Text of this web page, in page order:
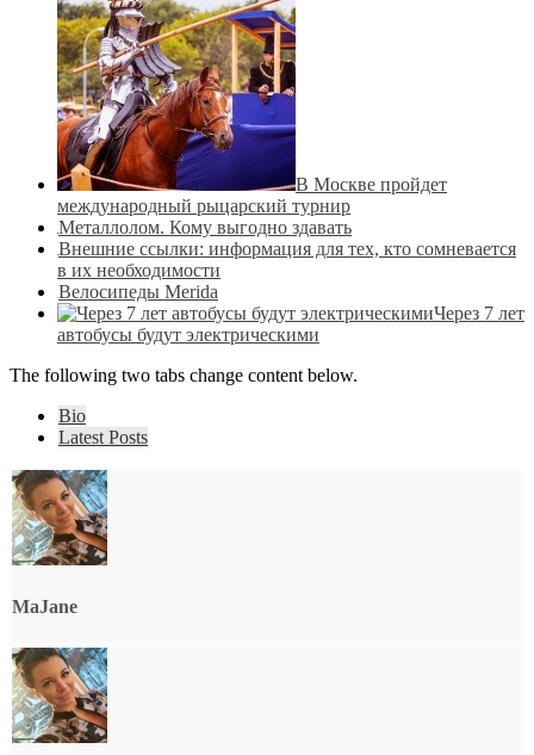
В Москве пройдет
международный рыцарский турнир
Металлолом. Кому выгодно здавать
Внешние ссылки: информация для тех, кто сомневается
в их необходимости
Велосипеды Merida
Через 7 лет
автобусы будут электрическими
The following two tabs change content below.
Bio
Latest Posts
MaJane